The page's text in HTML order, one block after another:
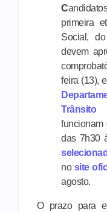
C
primeira
Social,
devem
feira (13),
Trânsito
funcionam
das 7h30
no site
agosto.
O prazo para